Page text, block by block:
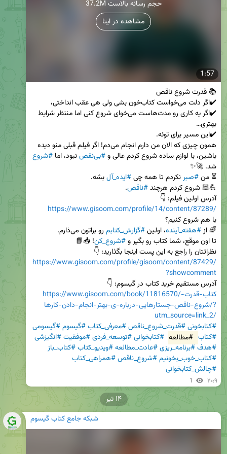
1:57
37.2M حجم رسانه بالاست
مشاهده در ایتا
باشین، با لوازم ساده شروع کردم عالی و #بی‌نقص نبود، اما #شروع
⏳ من #صبر نکردم تا همه چی #ایده_آل
💪🏻 شروع کردم هرچند #ناقص
آدرس اولین فیلم: 👇
https://www.gisoom.com/profile/14/content/87289/
🌈 از #هفته_آینده، اولین #گزارش_کتابم
تا اون موقع، شما کتاب رو بگیر و #شروع_کن
نظراتتان را راجع به این پست اینجا بگذارید: 👇
https://www.gisoom.com/profile/gisoom/content/87429/
?showcomment
آدرس مستقیم خرید کتاب در گیسوم: 👇
https://www.gisoom.com/book/11816570/کتاب-قدرت-
شروع-ناقص-جستارهایی-درباره-ی-بهتر-انجام-دادن-کارها/?
utm_source=link_2/
#کتابخونی#قدرت_شروع_ناقص#معرفی_کتاب#گیسوم#گیسومی
#کتاب #مطالعه #کتابخوانی#توسعه_فردی#موفقیت#انگیزشی
#هدف#برنامه_ریزی#عادت_مطالعه#ویدیو_کتاب#کتاب_باز
#کتاب_خوب_بخونیم#شروع_ناقص#همراهی_کتاب
#چالش_کتابخوانی
1 ۲۰:۹
شبکه جامع کتاب گیسوم
۱۴ تیر